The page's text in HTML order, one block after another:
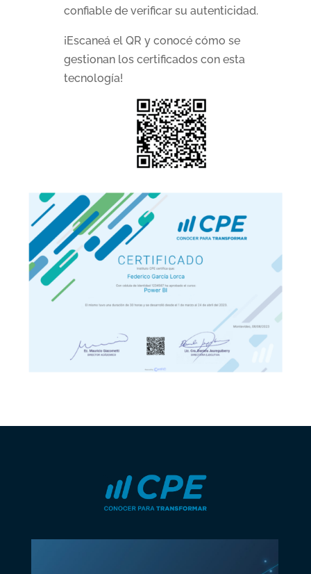
confiable de verificar su autenticidad.
¡Escaneá el QR y conocé cómo se
gestionan los certificados con esta
tecnología!